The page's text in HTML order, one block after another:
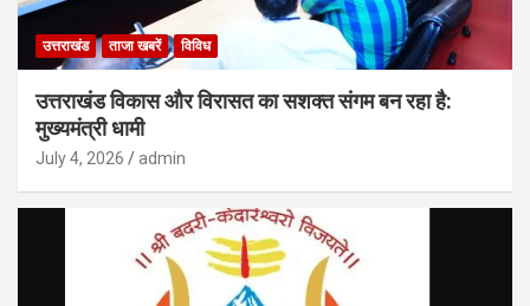
उत्तराखंड ताजा खबरें विविध
उत्तराखंड विकास और विरासत का सशक्त संगम बन रहा है:
मुख्यमंत्री धामी
July 4, 2026 admin